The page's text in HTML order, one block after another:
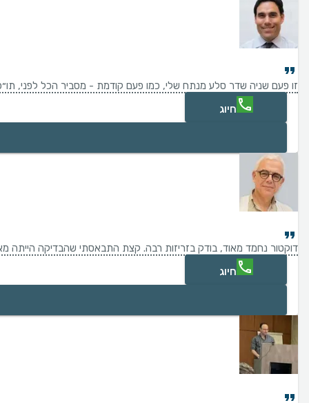
זו פעם שניה שדר סלע מנתח שלי, כמו פעם קודמת - מסביר הכל לפני,
חיוג
דוקטור נחמד מאוד, בודק בזריזות רבה. קצת התבאסתי שהבדיקה
חיוג